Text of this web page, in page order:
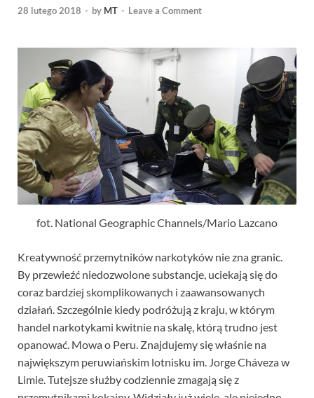
28 lutego 2018 - by MT - Leave a Comment
fot. National Geographic Channels/Mario Lazcano
Kreatywność przemytników narkotyków nie zna granic.
By przewieźć niedozwolone substancje, uciekają się do
coraz bardziej skomplikowanych i zaawansowanych
działań. Szczególnie kiedy podróżują z kraju, w którym
handel narkotykami kwitnie na skalę, którą trudno jest
opanować. Mowa o Peru. Znajdujemy się właśnie na
największym peruwiańskim lotnisku im. Jorge Cháveza w
Limie. Tutejsze służby codziennie zmagają się z